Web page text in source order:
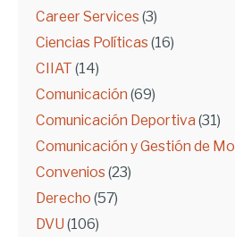
Career Services (3)
Ciencias Políticas (16)
CIIAT (14)
Comunicación (69)
Comunicación Deportiva (31)
Comunicación y Gestión de
Convenios (23)
Derecho (57)
DVU (106)